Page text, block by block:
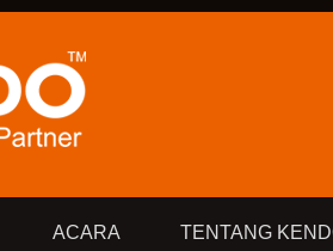
ACARA TENTANG